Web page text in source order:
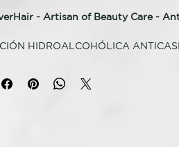
- Artisan of Beauty Care -
HIDROALCOHÓLICA
hidroalcohólica específica para